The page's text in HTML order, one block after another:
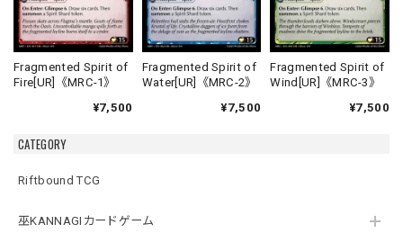
CATEGORY
Riftbound TCG
巫KANNAGIカードゲーム
Fragmented Spirit of
Fire[UR]《MRC-1》
¥7,500
Fragmented Spirit of
Water[UR]《MRC-2》
¥7,500
Fragmented Spirit of
Wind[UR]《MRC-3》
¥7,500